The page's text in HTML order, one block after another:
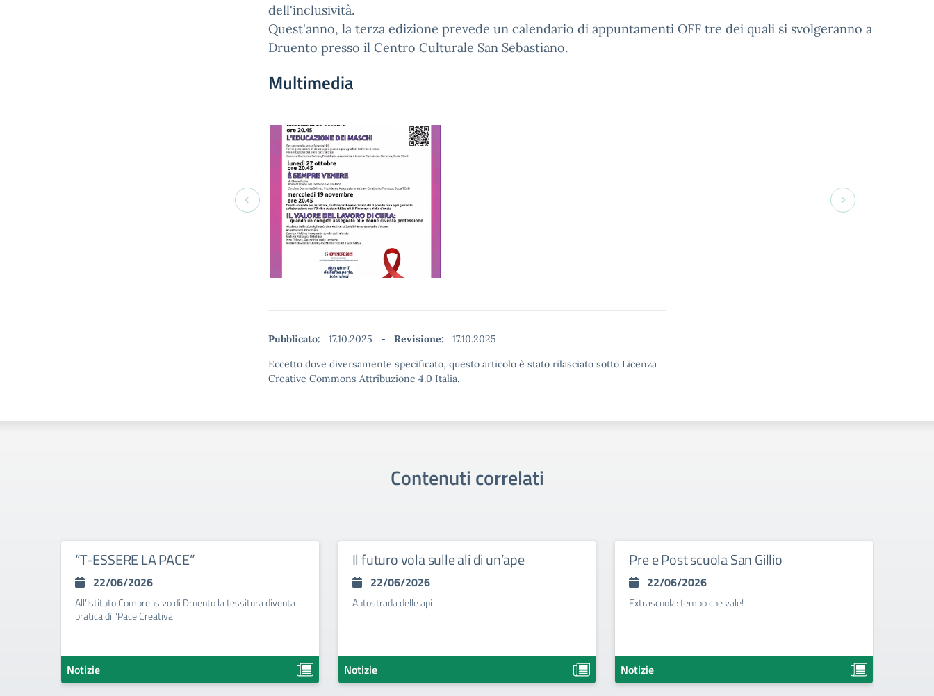
dell'inclusività.
Quest'anno, la terza edizione prevede un calendario di appuntamenti OFF tre dei quali si svolgeranno a
Druento presso il Centro Culturale San Sebastiano.
Multimedia
Pubblicato: 17.10.2025 - Revisione:
17.10.2025
Eccetto dove diversamente specificato, questo articolo è stato rilasciato sotto Licenza
Creative Commons Attribuzione 4.0 Italia.
Contenuti correlati
“T-ESSERE LA PACE”
22/06/2026
All’Istituto Comprensivo di Druento la tessitura diventa
pratica di "Pace Creativa
Notizie
Il futuro vola sulle ali di un’ape
22/06/2026
Autostrada delle api
Notizie
Pre e Post scuola San Gillio
22/06/2026
Extrascuola: tempo che vale!
Notizie